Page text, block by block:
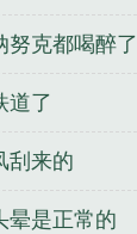
努克都喝醉了
道了
刮来的
晕是正常的